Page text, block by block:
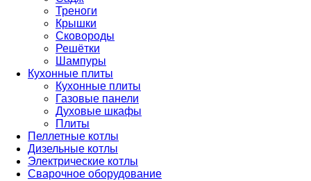
Треноги
Крышки
Сковороды
Решётки
Шампуры
Кухонные плиты
Кухонные плиты
Газовые панели
Духовые шкафы
Плиты
Пеллетные котлы
Дизельные котлы
Электрические котлы
Сварочное оборудование